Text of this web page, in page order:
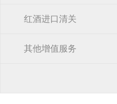
红酒进口清关
其他增值服务